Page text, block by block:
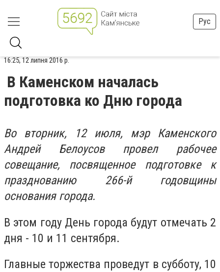
Рус
16:25, 12 липня 2016 р.
В Каменском началась
подготовка ко Дню города
Во вторник, 12 июля, мэр Каменского
Андрей Белоусов провел рабочее
совещание, посвященное подготовке к
празднованию 266-й годовщины
основания города.
В этом году День города будут отмечать 2
дня - 10 и 11 сентября.
Главные торжества проведут в субботу, 10